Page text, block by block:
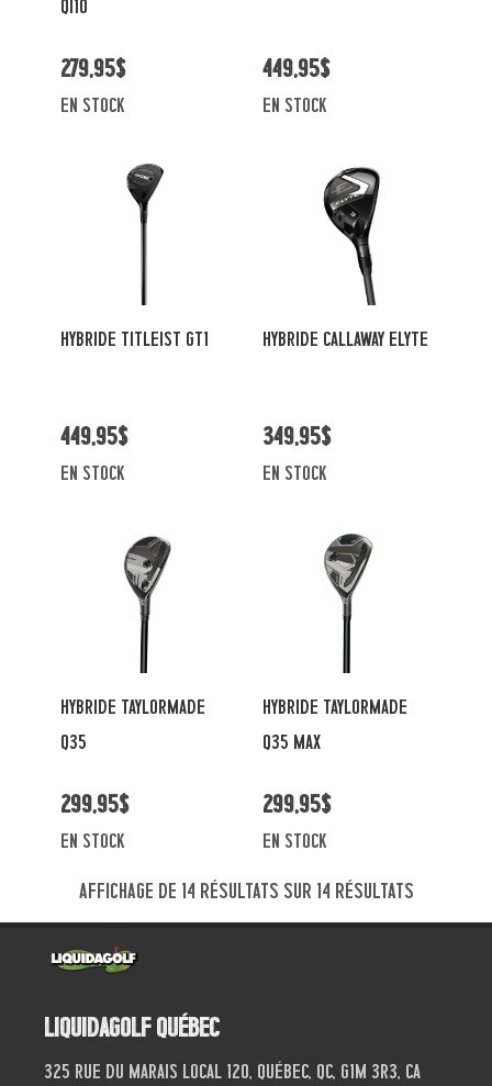
Qi10
279,95$
en stock
449,95$
en stock
HYBRIDE TITLEIST GT1
449,95$
en stock
HYBRIDE CALLAWAY ELYTE
349,95$
en stock
HYBRIDE TAYLORMADE
Q35
299,95$
en stock
HYBRIDE TAYLORMADE
Q35 MAX
299,95$
en stock
Affichage de 14 résultats sur 14 résultats
Liquidagolf Québec
325 Rue du Marais local 120, Québec, QC, G1M 3R3, CA